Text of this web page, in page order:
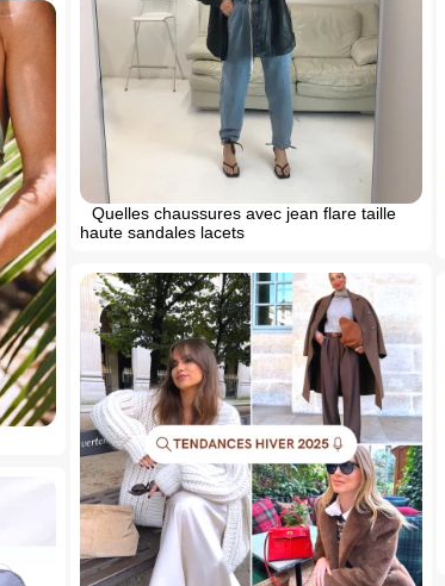
Quelles chaussures avec jean flare taille
haute sandales lacets